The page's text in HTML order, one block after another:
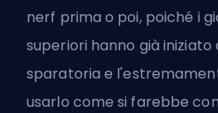
nerf prima o poi, poiché i
superiori hanno già
sparatoria e
usarlo come si farebbe